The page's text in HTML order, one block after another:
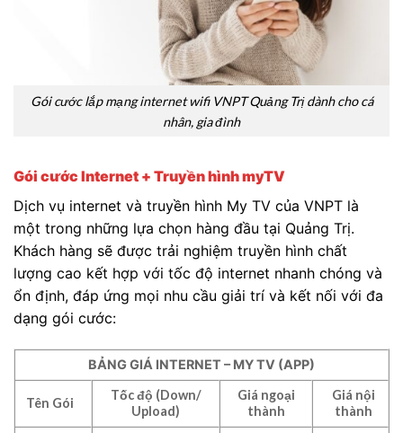
Gói cước lắp mạng internet wifi VNPT Quảng Trị dành cho cá
nhân, gia đình
Gói cước Internet + Truyền hình myTV
Dịch vụ internet và truyền hình My TV của VNPT là
một trong những lựa chọn hàng đầu tại Quảng Trị.
Khách hàng sẽ được trải nghiệm truyền hình chất
lượng cao kết hợp với tốc độ internet nhanh chóng và
ổn định, đáp ứng mọi nhu cầu giải trí và kết nối với đa
dạng gói cước:
BẢNG GIÁ INTERNET – MY TV (APP)
Tên Gói
Tốc độ (Down/
Upload)
Giá ngoại
thành
Giá nội
thành